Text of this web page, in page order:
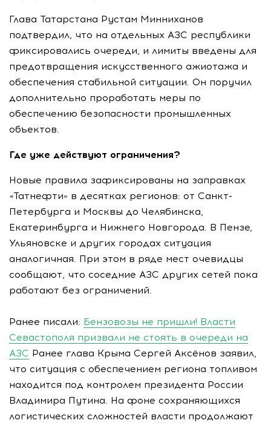
Глава Татарстана Рустам Минниханов
подтвердил, что на отдельных АЗС республики
фиксировались очереди, и лимиты введены для
предотвращения искусственного ажиотажа и
обеспечения стабильной ситуации. Он поручил
дополнительно проработать меры по
обеспечению безопасности промышленных
объектов.
Где уже действуют ограничения?
Новые правила зафиксированы на заправках
«Татнефти» в десятках регионов: от Санкт-
Петербурга и Москвы до Челябинска,
Екатеринбурга и Нижнего Новгорода. В Пензе,
Ульяновске и других городах ситуация
аналогичная. При этом в ряде мест очевидцы
сообщают, что соседние АЗС других сетей пока
работают без ограничений.
Ранее писали: Бензовозы не пришли! Власти
Севастополя призвали не стоять в очереди на
АЗС Ранее глава Крыма Сергей Аксёнов заявил,
что ситуация с обеспечением региона топливом
находится под контролем президента России
Владимира Путина. На фоне сохраняющихся
логистических сложностей власти продолжают